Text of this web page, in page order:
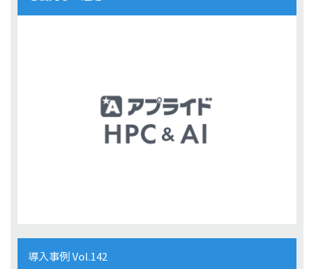
導入事例 Vol.142